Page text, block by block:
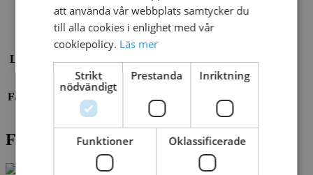
Material Stål
Lekredskap
Fallunderlag Krävs inte
Filer för nedladdning
att använda vår webbplats samtycker du
till alla cookies i enlighet med vår
cookiepolicy. Läs mer
Strikt
nödvändigt
Prestanda Inriktning
Funktioner Oklassificerade